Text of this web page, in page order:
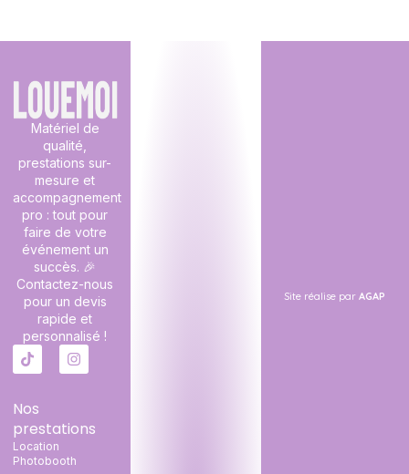
Matériel de
qualité,
prestations sur-
mesure et
accompagnement
pro : tout pour
faire de votre
événement un
succès. 🎉
Contactez-nous
pour un devis
rapide et
personnalisé !
Nos
prestations
Location
Photobooth
Site réalise parAGAP